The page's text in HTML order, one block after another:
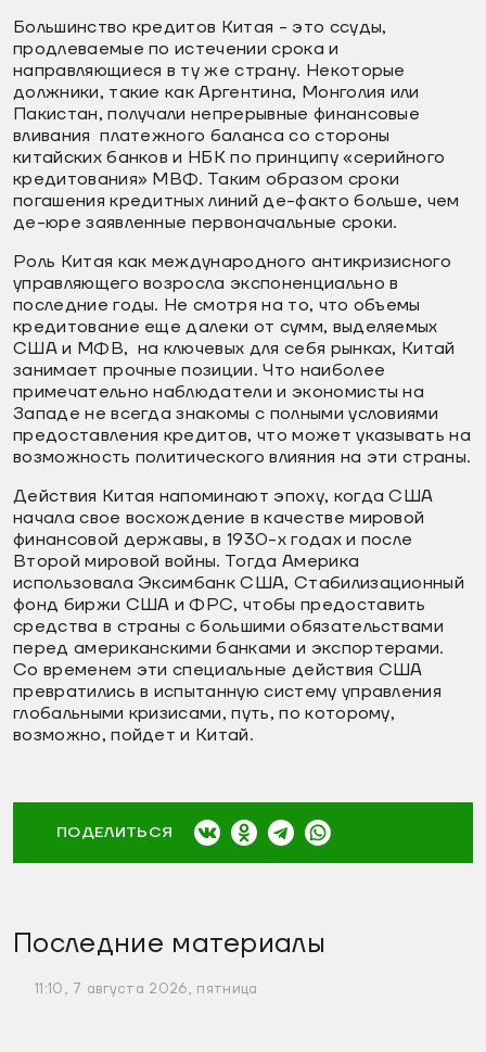
Большинство кредитов Китая - это ссуды,
продлеваемые по истечении срока и
направляющиеся в ту же страну. Некоторые
должники, такие как Аргентина, Монголия или
Пакистан, получали непрерывные финансовые
вливания платежного баланса со стороны
китайских банков и НБК по принципу «серийного
кредитования» МВФ. Таким образом сроки
погашения кредитных линий де-факто больше, чем
де-юре заявленные первоначальные сроки.
Роль Китая как международного антикризисного
управляющего возросла экспоненциально в
последние годы. Не смотря на то, что объемы
кредитование еще далеки от сумм, выделяемых
США и МФВ, на ключевых для себя рынках, Китай
занимает прочные позиции. Что наиболее
примечательно наблюдатели и экономисты на
Западе не всегда знакомы с полными условиями
предоставления кредитов, что может указывать на
возможность политического влияния на эти страны.
Действия Китая напоминают эпоху, когда США
начала свое восхождение в качестве мировой
финансовой державы, в 1930-х годах и после
Второй мировой войны. Тогда Америка
использовала Эксимбанк США, Стабилизационный
фонд биржи США и ФРС, чтобы предоставить
средства в страны с большими обязательствами
перед американскими банками и экспортерами.
Со временем эти специальные действия США
превратились в испытанную систему управления
глобальными кризисами, путь, по которому,
возможно, пойдет и Китай.
ПОДЕЛИТЬСЯ
Последние материалы
11:10, 7 августа 2026, пятница